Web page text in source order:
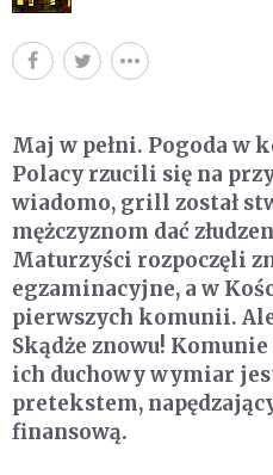
Maj w pełni. Pogoda w
Polacy rzucili się na
wiadomo, grill został
mężczyznom dać
Maturzyści rozpoczęli
egzaminacyjne, a w
pierwszych komunii.
Skądże znowu!
ich duchowy wymiar
pretekstem,
finansową.